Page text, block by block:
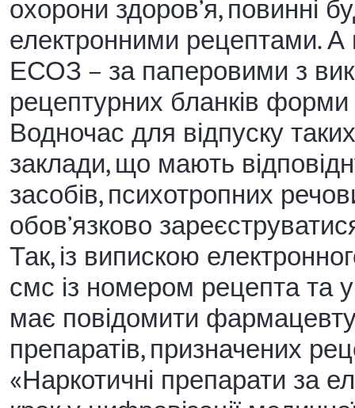
охорони здоров’я, повинні
електронними рецептами. А
ЕСОЗ – за паперовими з
рецептурних бланків
Водночас для відпуску
заклади, що мають
засобів, психотропних
обов’язково
Так, із випискою
смс із номером рецепта та
має повідомити
препаратів, призначених
«Наркотичні препарати за